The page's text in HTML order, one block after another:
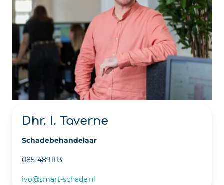
Dhr. I. Taverne
Schadebehandelaar
085-4891113
ivo@smart-schade.nl